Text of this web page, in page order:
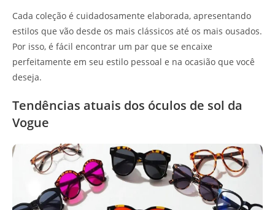
Cada coleção é cuidadosamente elaborada, apresentando
estilos que vão desde os mais clássicos até os mais ousados.
Por isso, é fácil encontrar um par que se encaixe
perfeitamente em seu estilo pessoal e na ocasião que você
deseja.
Tendências atuais dos óculos de sol da
Vogue